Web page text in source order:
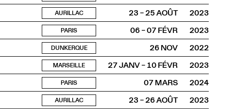
AURILLAC 23 – 25 AOÛT
2023
PARIS 06 – 07 FÉVR
2023
DUNKERQUE 26 NOV
2022
MARSEILLE 27 JANV – 10 FÉVR
2023
PARIS 07 MARS
2024
AURILLAC 23 – 26 AOÛT
2023